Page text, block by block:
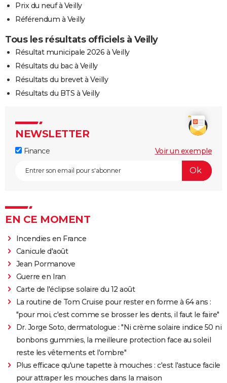
Prix du neuf à Veilly
Référendum à Veilly
Tous les résultats officiels à Veilly
Résultat municipale 2026 à Veilly
Résultats du bac à Veilly
Résultats du brevet à Veilly
Résultats du BTS à Veilly
NEWSLETTER
Finance Voir un exemple
EN CE MOMENT
Incendies en France
Canicule d'août
Jean Pormanove
Guerre en Iran
Carte de l'éclipse solaire du 12 août
La routine de Tom Cruise pour rester en forme à 64 ans :
"pour moi, c'est comme se brosser les dents, il faut le faire"
Dr. Jorge Soto, dermatologue : "Ni crème solaire indice 50 ni
bonbons gummies, la meilleure protection face au soleil
reste les vêtements et l'ombre"
Plus efficace qu'une tapette à mouches : c'est l'astuce facile
pour attraper les mouches dans la maison